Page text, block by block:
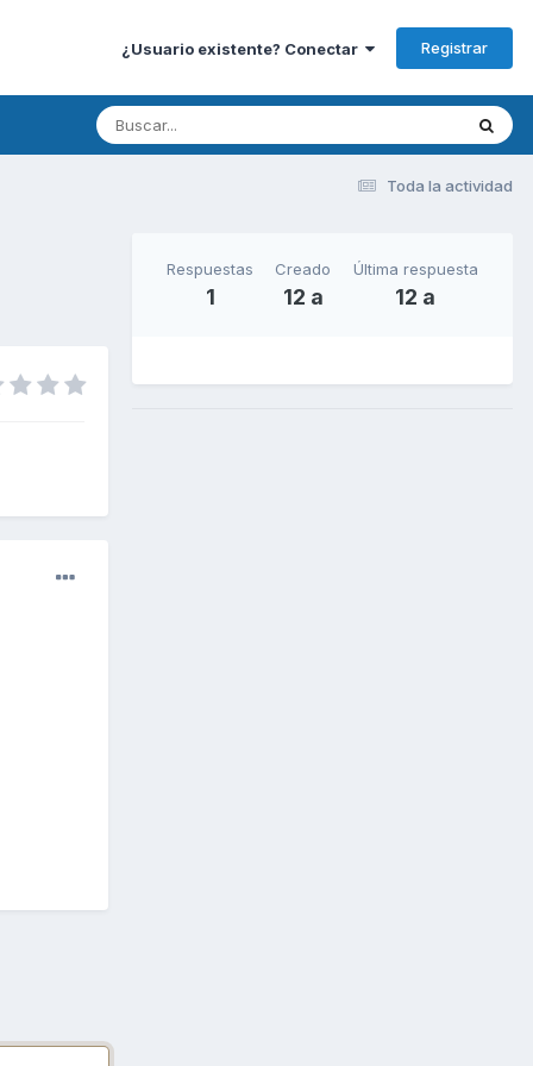
¿Usuario existente? Conectar Registrar
Toda la actividad
Respuestas
1
Creado
12 a
Última respuesta
12 a